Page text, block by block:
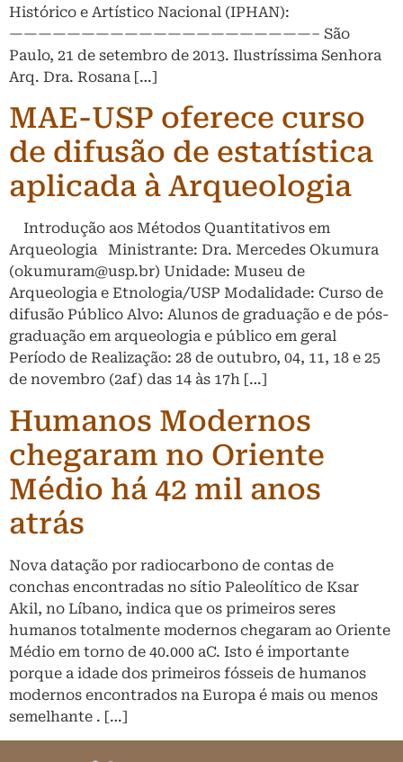
Histórico e Artístico Nacional (IPHAN):
—————————————————————– São
Paulo, 21 de setembro de 2013. Ilustríssima Senhora
Arq. Dra. Rosana […]
MAE-USP oferece curso
de difusão de estatística
aplicada à Arqueologia
Introdução aos Métodos Quantitativos em
Arqueologia Ministrante: Dra. Mercedes Okumura
(okumuram@usp.br) Unidade: Museu de
Arqueologia e Etnologia/USP Modalidade: Curso de
difusão Público Alvo: Alunos de graduação e de pós-
graduação em arqueologia e público em geral
Período de Realização: 28 de outubro, 04, 11, 18 e 25
de novembro (2af) das 14 às 17h […]
Humanos Modernos
chegaram no Oriente
Médio há 42 mil anos
atrás
Nova datação por radiocarbono de contas de
conchas encontradas no sítio Paleolítico de Ksar
Akil, no Líbano, indica que os primeiros seres
humanos totalmente modernos chegaram ao Oriente
Médio em torno de 40.000 aC. Isto é importante
porque a idade dos primeiros fósseis de humanos
modernos encontrados na Europa é mais ou menos
semelhante . […]